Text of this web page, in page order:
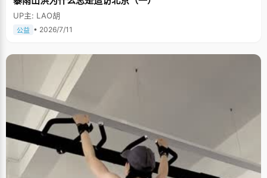
UP主: LAO胡
公益 • 2026/7/11